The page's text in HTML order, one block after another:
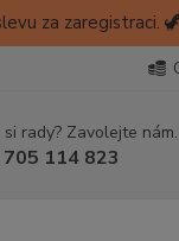
za zaregistraci.
rady? Zavolejte nám.
114 823